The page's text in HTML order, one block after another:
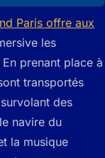
Paris offre aux
les
prenant place à
transportés
des
navire du
la musique